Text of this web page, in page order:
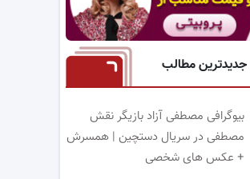
جدیدترین مطالب
بیوگرافی مصطفی آزاد بازیگر نقش
مصطفی در سریال دستچین | همسرش
+ عکس های شخصی